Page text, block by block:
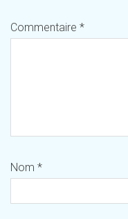
Commentaire *
Nom *